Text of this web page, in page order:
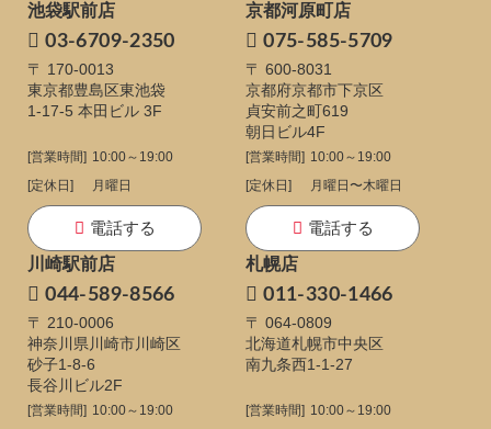
池袋駅前店
03-6709-2350
〒 170-0013
東京都豊島区東池袋
1-17-5 本田ビル 3F
[営業時間] 10:00～19:00
[定休日]
月曜日
電話する
京都河原町店
075-585-5709
〒 600-8031
京都府京都市下京区
貞安前之町619
朝日ビル4F
[営業時間] 10:00～19:00
[定休日]
月曜日〜木曜日
電話する
川崎駅前店
044-589-8566
〒 210-0006
神奈川県川崎市川崎区
砂子1-8-6
長谷川ビル2F
[営業時間] 10:00～19:00
札幌店
011-330-1466
〒 064-0809
北海道札幌市中央区
南九条西1-1-27
[営業時間] 10:00～19:00